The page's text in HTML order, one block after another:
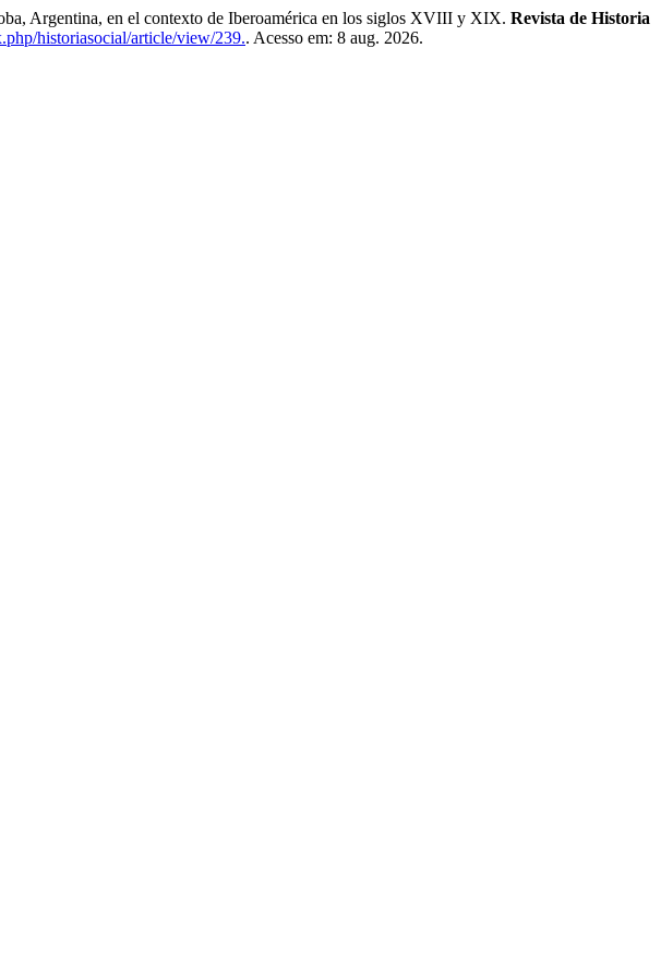
Argentina, en el contexto de Iberoamérica en los siglos XVIII y XIX. Revista de Historia
historiasocial/article/view/239.. Acesso em: 8 aug. 2026.